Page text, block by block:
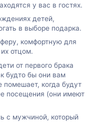
у вас в гостях.
детей,
в выборе подарка.
комфортную для
отцом.
от первого брака
будто бы они вам
помешает, когда будут
посещения (они имеют
с мужчиной, который